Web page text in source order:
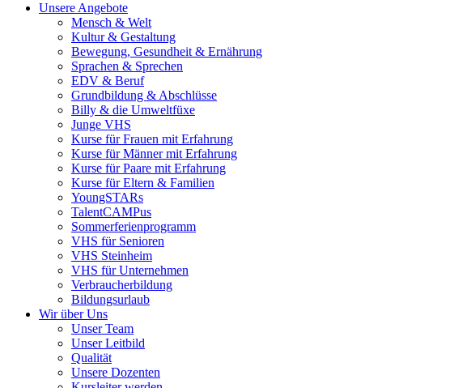
Unsere Angebote
Mensch & Welt
Kultur & Gestaltung
Bewegung, Gesundheit & Ernährung
Sprachen & Sprechen
EDV & Beruf
Grundbildung & Abschlüsse
Billy & die Umweltfüxe
Junge VHS
Kurse für Frauen mit Erfahrung
Kurse für Männer mit Erfahrung
Kurse für Paare mit Erfahrung
Kurse für Eltern & Familien
YoungSTARs
TalentCAMPus
Sommerferienprogramm
VHS für Senioren
VHS Steinheim
VHS für Unternehmen
Verbraucherbildung
Bildungsurlaub
Wir über Uns
Unser Team
Unser Leitbild
Qualität
Unsere Dozenten